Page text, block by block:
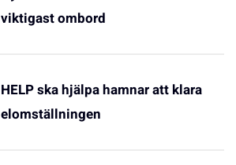
viktigast ombord
HELP ska hjälpa hamnar att klara
elomställningen